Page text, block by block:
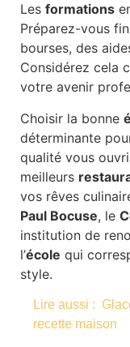
Les formations
Préparez-vous
bourses, des
Considérez cela
votre avenir
Choisir la bonne
déterminante
qualité vous
meilleurs
vos rêves
Paul Bocuse, le
institution de
l’école qui
style.
Lire aussi :
recette maison